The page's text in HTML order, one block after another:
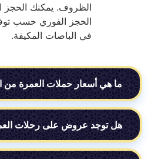
الظروف. يمكنك الحجز المسبق أو
الحجز الفوري حسب توفر المقاعد
في الباصات المكيفة.
أسعار حملات العمرة من الرياض؟
عروض على رحلات العمرة؟